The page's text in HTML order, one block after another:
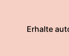
00:00:31:
bekommen
Erhalte